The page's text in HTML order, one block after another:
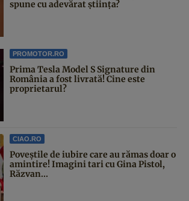
spune cu adevărat știința?
PROMOTOR.RO
Prima Tesla Model S Signature din
România a fost livrată! Cine este
proprietarul?
CIAO.RO
Poveştile de iubire care au rămas doar o
amintire! Imagini tari cu Gina Pistol,
Răzvan...